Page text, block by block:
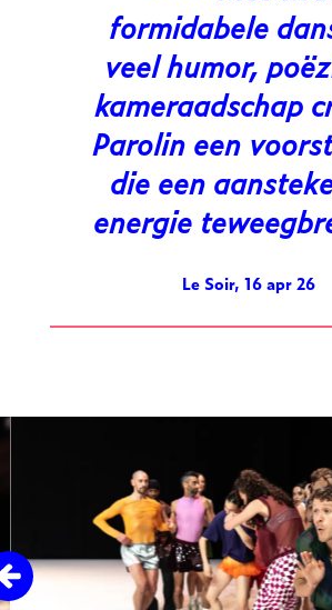
formidabele
veel humor,
kameraadschap
Parolin een
die een
energie
Le Soir, 16 apr 26
Overslaan